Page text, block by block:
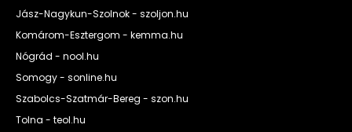
Jász-Nagykun-Szolnok - szoljon.hu
Komárom-Esztergom - kemma.hu
Nógrád - nool.hu
Somogy - sonline.hu
Szabolcs-Szatmár-Bereg - szon.hu
Tolna - teol.hu